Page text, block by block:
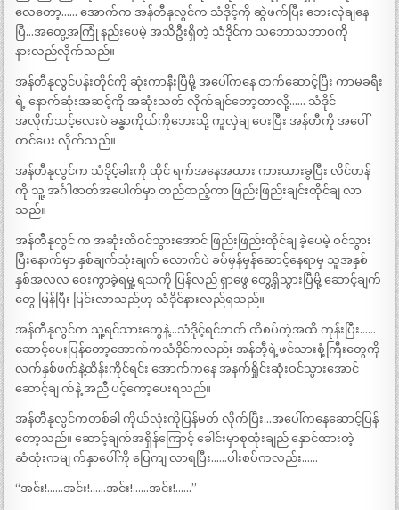
လေတော့…… အောက်က အန်တီနုလွင်က သံဒိုင့်ကို ဆွဲဖက်ပြီး ဘေးလှဲချနေ
ပြီ…အတွေ့အကြုံ နည်းပေမဲ့ အသိဦးရှိတဲ့ သံဒိုင်က သဘောသဘာဝကို
နားလည်လိုက်သည်။
အန်တီနုလွင်ပန်းတိုင်ကို ဆုံးကာနီးပြီမို့ အပေါ်ကနေ တက်ဆောင့်ပြီး ကာမခရီး
ရဲ့ နောက်ဆုံးအဆင့်ကို အဆုံးသတ် လိုက်ချင်တော့တာလို့…… သံဒိုင်
အလိုက်သင့်လေးပဲ ခန္ဓာကိုယ်ကိုဘေးသို့ ကူလှဲချ ပေးပြီး အန်တီကို အပေါ်
တင်ပေး လိုက်သည်။
အန်တီနုလွင်က သံဒိုင့်ခါးကို ထိုင် ရက်အနေအထား ကားယားခွပြီး လိင်တန်
ကို သူ့ အင်္ဂါဇာတ်အပေါက်မှာ တည်ထည့်ကာ ဖြည်းဖြည်းချင်းထိုင်ချ လာ
သည်။
အန်တီနုလွင် က အဆုံးထိဝင်သွားအောင် ဖြည်းဖြည်းထိုင်ချ ခဲ့ပေမဲ့ ဝင်သွား
ပြီးနောက်မှာ နှစ်ချက်သုံးချက် လောက်ပဲ ခပ်မှန်မှန်ဆောင့်နေရာမှ သူအနှစ်
နှစ်အလလ ဝေးကွာခဲ့ရမှု့ ရသကို ပြန်လည် ရှာဖွေ တွေ့ရှိသွားပြီမို့ ဆောင့်ချက်
တွေ မြန်ပြီး ပြင်းလာသည်ဟု သံဒိုင်နားလည်ရသည်။
အန်တီနုလွင်က သူ့ရင်သားတွေနဲ့…သံဒိုင့်ရင်ဘတ် ထိစပ်တဲ့အထိ ကုန်းပြီး……
ဆောင့်ပေးပြန်တော့အောက်ကသံဒိုင်ကလည်း အန်တီ့ရဲ့ဖင်သားစုံ့ကြီးတွေကို
လက်နှစ်ဖက်နဲ့ထိန်းကိုင်ရင်း အောက်ကနေ အနက်ရှိုင်းဆုံးဝင်သွားအောင်
ဆောင့်ချ က်နဲ့ အညီ ပင့်ကော့ပေးရသည်။
အန်တီနုလွင်ကတစ်ခါ ကိုယ်လုံးကိုပြန်မတ် လိုက်ပြီး…အပေါ်ကနေဆောင့်ပြန်
တော့သည်။ ဆောင့်ချက်အရှိန်ကြောင့် ခေါင်းမှာစုထုံးချည် နှောင်ထားတဲ့
ဆံထုံးကမျ က်နှာပေါ်ကို ပြေကျ လာရပြီး……ပါးစပ်ကလည်း……
“အင်း!……အင်း!……အင်း!……အင်း!……”